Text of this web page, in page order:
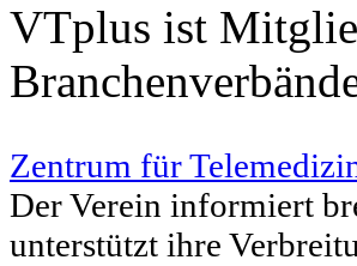
VTplus ist
Zentrum für
Der Verein informiert
unterstützt ihre